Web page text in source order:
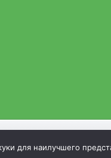
для наилучшего